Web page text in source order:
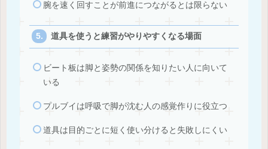
腕を速く回すことが前進につながるとは限らない
道具を使うと練習がやりやすくなる場面
ビート板は脚と姿勢の関係を知りたい人に向いて
いる
プルブイは呼吸で脚が沈む人の感覚作りに役立つ
道具は目的ごとに短く使い分けると失敗しにくい